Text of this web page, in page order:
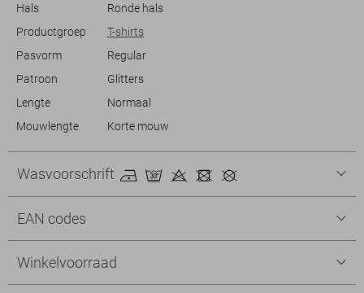
Hals
Ronde hals
Productgroep
T-shirts
Pasvorm
Regular
Patroon
Glitters
Lengte
Normaal
Mouwlengte
Korte mouw
Wasvoorschrift
EAN codes
Winkelvoorraad